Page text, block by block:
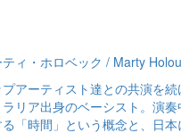
ティ・ホロベック / Marty
プアーティスト達との共演を
ラリア出身のベーシスト。演
「時間」という概念と、日本